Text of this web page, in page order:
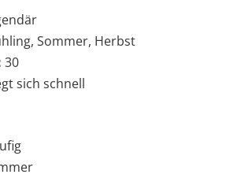
Sommer, Herbst
30
sich schnell